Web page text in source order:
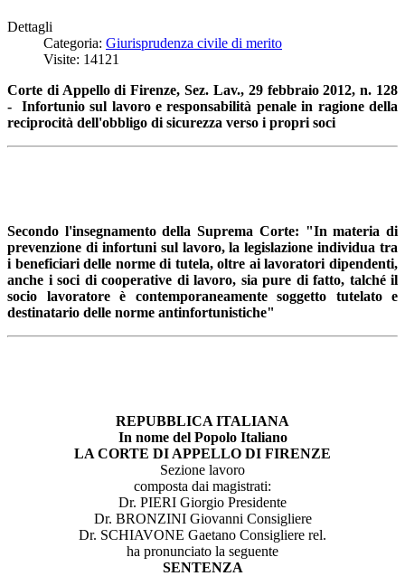
Dettagli
Categoria: Giurisprudenza civile di merito
Visite: 14121
Corte di Appello di Firenze, Sez. Lav., 29 febbraio 2012, n. 128
- Infortunio sul lavoro e responsabilità penale in ragione della
reciprocità dell'obbligo di sicurezza verso i propri soci
Secondo l'insegnamento della Suprema Corte: "In materia di
prevenzione di infortuni sul lavoro, la legislazione individua tra
i beneficiari delle norme di tutela, oltre ai lavoratori dipendenti,
anche i soci di cooperative di lavoro, sia pure di fatto, talché il
socio lavoratore è contemporaneamente soggetto tutelato e
destinatario delle norme antinfortunistiche"
REPUBBLICA ITALIANA
In nome del Popolo Italiano
LA CORTE DI APPELLO DI FIRENZE
Sezione lavoro
composta dai magistrati:
Dr. PIERI Giorgio Presidente
Dr. BRONZINI Giovanni Consigliere
Dr. SCHIAVONE Gaetano Consigliere rel.
ha pronunciato la seguente
SENTENZA